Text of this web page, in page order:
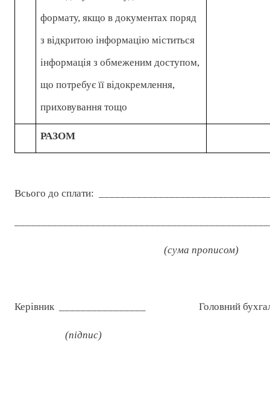
формату, якщо в документах поряд
з відкритою інформацію міститься
інформація з обмеженим доступом,
що потребує її відокремлення,
приховування тощо
РАЗОМ
Всього до сплати:
(сума прописом)
Керівник Головний
(підпис)